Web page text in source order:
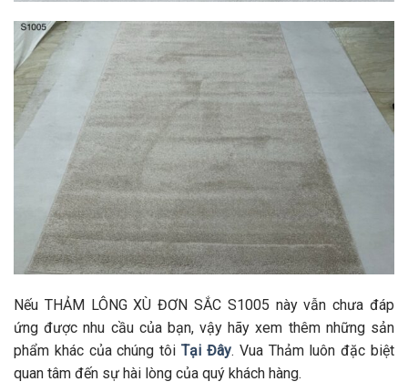
Nếu THẢM LÔNG XÙ ĐƠN SẮC S1005 này vẫn chưa đáp
ứng được nhu cầu của bạn, vậy hãy xem thêm những sản
phẩm khác của chúng tôiTại Đây. Vua Thảm luôn đặc biệt
quan tâm đến sự hài lòng của quý khách hàng.